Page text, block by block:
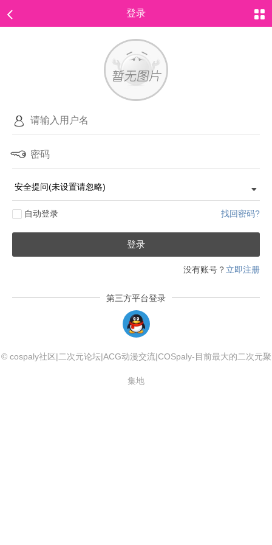
登录
自动登录 找回密码?
登录
没有账号？ 立即注册
第三方平台登录
© cospaly社区|二次元论坛|ACG动漫交流|COSpaly-目前最大的二次元聚
集地